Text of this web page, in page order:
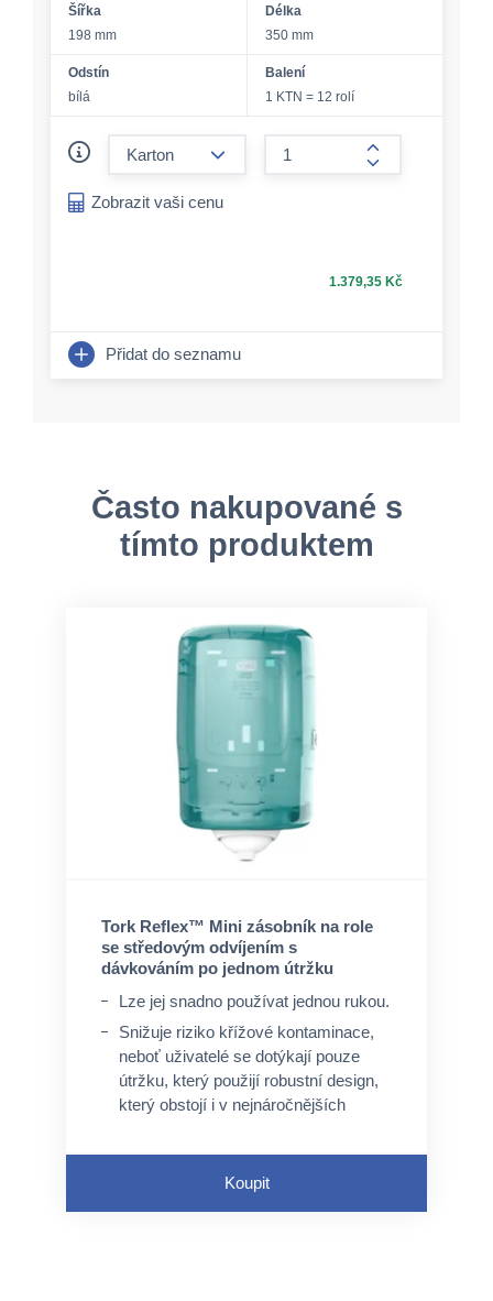
Šířka
198 mm
Délka
350 mm
Odstín
bílá
Balení
1 KTN = 12 rolí
form.increase-
Zobrazit vaši cenu
1.379,35 Kč
Přidat do seznamu
Často nakupované s
tímto produktem
Tork Reflex™ Mini zásobník na role
se středovým odvíjením s
dávkováním po jednom útržku
Lze jej snadno používat jednou rukou.
Snižuje riziko křížové kontaminace,
neboť uživatelé se dotýkají pouze
útržku, který použijí robustní design,
který obstojí i v nejnáročnějších
Indikátor docházející náplně je
zárukou, že papír nikdy nedojde.
Koupit